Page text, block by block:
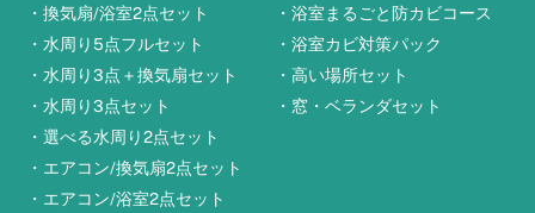
・換気扇/浴室2点セット
・水周り5点フルセット
・水周り3点＋換気扇セット
・水周り3点セット
・選べる水周り2点セット
・ エアコン/換気扇2点セット
・ エアコン/浴室2点セット
・浴室まるごと防カビコース
・浴室カビ対策パック
・高い場所セット
・ 窓・ベランダセット